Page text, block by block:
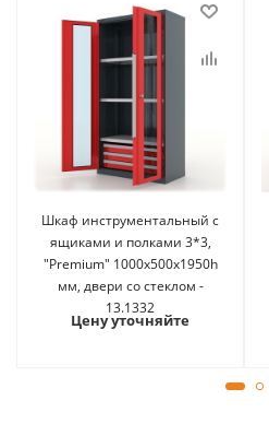
Шкаф инструментальный с
ящиками и полками 3*3,
"Premium" 1000х500х1950h
мм, двери со стеклом -
13.1332
Цену уточняйте